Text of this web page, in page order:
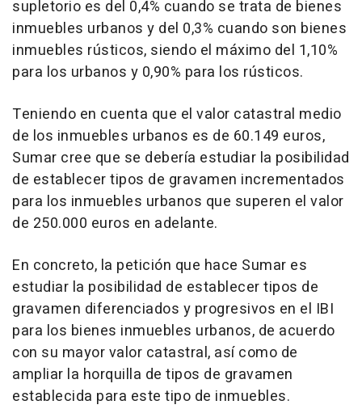
supletorio es del 0,4% cuando se trata de bienes
inmuebles urbanos y del 0,3% cuando son bienes
inmuebles rústicos, siendo el máximo del 1,10%
para los urbanos y 0,90% para los rústicos.
Teniendo en cuenta que el valor catastral medio
de los inmuebles urbanos es de 60.149 euros,
Sumar cree que se debería estudiar la posibilidad
de establecer tipos de gravamen incrementados
para los inmuebles urbanos que superen el valor
de 250.000 euros en adelante.
En concreto, la petición que hace Sumar es
estudiar la posibilidad de establecer tipos de
gravamen diferenciados y progresivos en el IBI
para los bienes inmuebles urbanos, de acuerdo
con su mayor valor catastral, así como de
ampliar la horquilla de tipos de gravamen
establecida para este tipo de inmuebles.